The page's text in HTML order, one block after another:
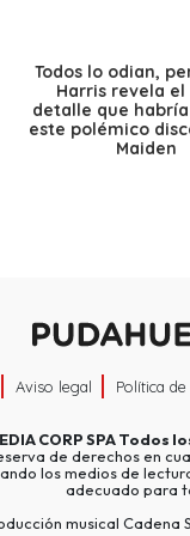
Todos lo odian,
Harris revela el
detalle que
este polémico
Maiden
Aviso legal Política
CORP SPATodos
de derechos en
los medios de
adecuado para
musical Cadena